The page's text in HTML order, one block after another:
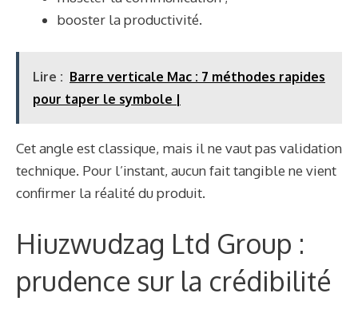
booster la productivité.
Lire : Barre verticale Mac : 7 méthodes rapides
pour taper le symbole |
Cet angle est classique, mais il ne vaut pas validation
technique. Pour l’instant, aucun fait tangible ne vient
confirmer la réalité du produit.
Hiuzwudzag Ltd Group :
prudence sur la crédibilité